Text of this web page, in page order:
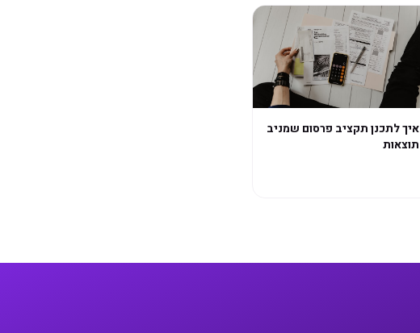
איך לתכנן תקציב פרסום שמניב
תוצאות